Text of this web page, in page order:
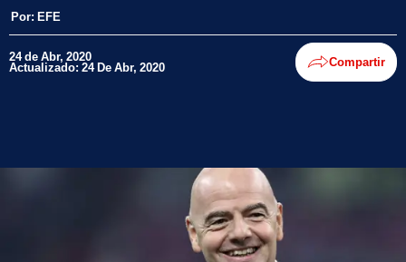
Por: EFE
24 de Abr, 2020
Actualizado: 24 De Abr, 2020 Compartir